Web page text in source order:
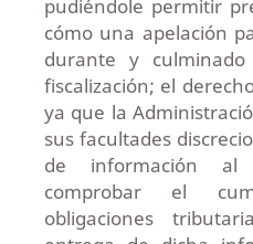
pudiéndole permitir
cómo una apelación
durante y
fiscalización; el
ya que la
sus facultades
de información al
comprobar el
obligaciones